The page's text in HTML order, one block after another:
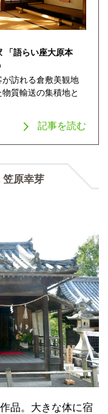
「語らい座大原本
訪れる倉敷美観地
質輸送の集積地と
記事を読む
笠原幸芽
品。大きな体に宿